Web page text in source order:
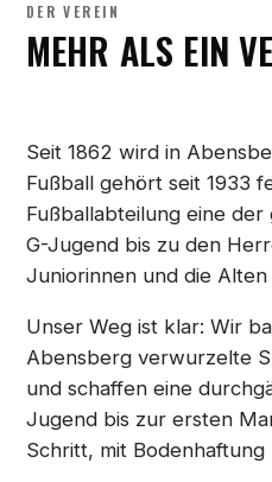
DER VEREIN
MEHR ALS EIN
Seit 1862 wird in
Fußball gehört seit 1933
Fußballabteilung eine
G-Jugend bis zu den
Juniorinnen und die
Unser Weg ist klar: Wir
Abensberg verwurzelte
und schaffen eine
Jugend bis zur ersten
Schritt, mit Bodenhaftung